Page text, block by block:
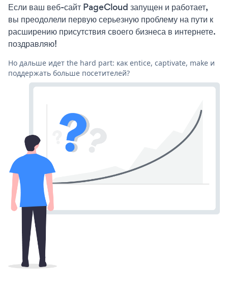
Если ваш веб-сайт PageCloud запущен и работает,
вы преодолели первую серьезную проблему на пути к
расширению присутствия своего бизнеса в интернете.
поздравляю!
Но дальше идет the hard part: как entice, captivate, make и
поддержать больше посетителей?